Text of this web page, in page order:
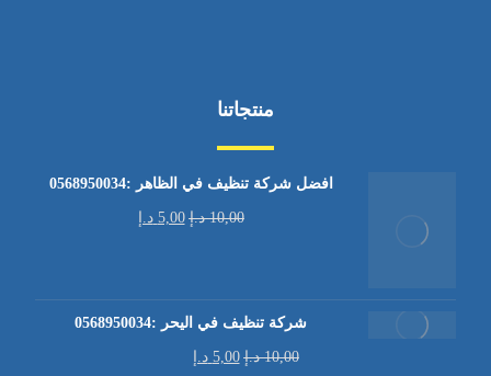
منتجاتنا
افضل شركة تنظيف في الظاهر :0568950034
10,00 د.إ 5,00 د.إ
شركة تنظيف في اليحر :0568950034
10,00 د.إ 5,00 د.إ